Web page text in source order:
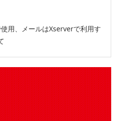
用、メールはXserverで利用す